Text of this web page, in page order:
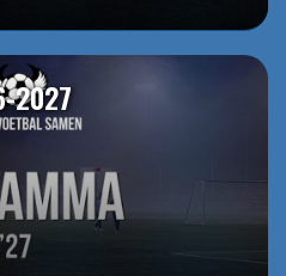
2027